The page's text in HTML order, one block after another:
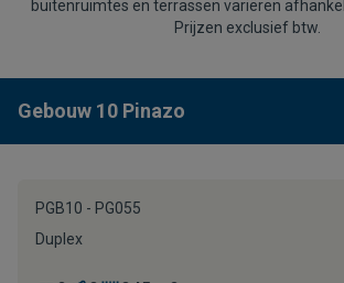
buitenruimtes en terrassen variëren
Prijzen exclusief btw.
Gebouw 10 Pinazo
PGB10 - PG055
Duplex